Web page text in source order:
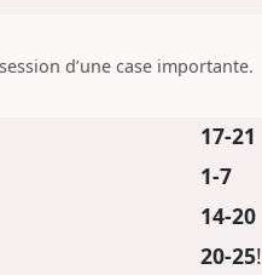
d’une case importante.
17-21
1-7
14-20
20-25!